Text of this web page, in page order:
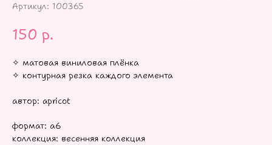
Артикул: 100365
150 р.
✧ матовая виниловая плёнка
✧ контурная резка каждого элемента
автор: apricot
формат: а6
коллекция: весенняя коллекция